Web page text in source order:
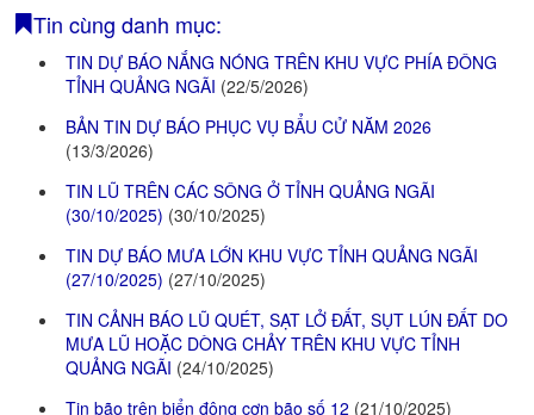
TÀI LIỆU VỀ PCTT
Kiến thức về PCTT
Phương án, Kế hoạch về Phòng, chống thiên tai
Quy hoạch thuỷ lợi
BẢN ĐỒ
Tin cùng danh mục:
TIN DỰ BÁO NẮNG NÓNG TRÊN KHU VỰC PHÍA ĐÔNG
TỈNH QUẢNG NGÃI (22/5/2026)
BẢN TIN DỰ BÁO PHỤC VỤ BẨU CỬ NĂM 2026
(13/3/2026)
TIN LŨ TRÊN CÁC SÔNG Ở TỈNH QUẢNG NGÃI
(30/10/2025) (30/10/2025)
TIN DỰ BÁO MƯA LỚN KHU VỰC TỈNH QUẢNG NGÃI
(27/10/2025) (27/10/2025)
TIN CẢNH BÁO LŨ QUÉT, SẠT LỞ ĐẤT, SỤT LÚN ĐẤT DO
MƯA LŨ HOẶC DÒNG CHẢY TRÊN KHU VỰC TỈNH
QUẢNG NGÃI (24/10/2025)
Tin bão trên biển đông cơn bão số 12 (21/10/2025)